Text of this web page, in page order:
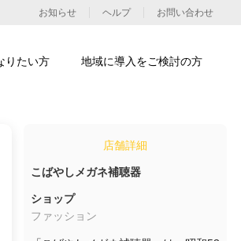
店舗詳細
こばやしメガネ補聴器
ショップ
ファッション
お知らせ ヘルプ お問い合わせ
りたい方 地域に導入をご検討の方